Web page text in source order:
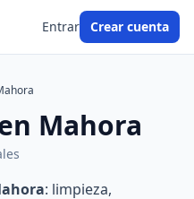
Entrar Crear cuenta
Mahora
: limpieza,